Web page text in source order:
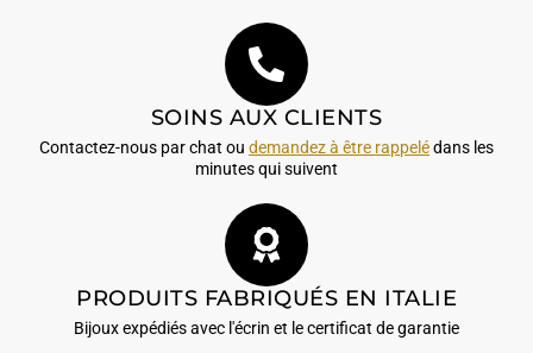
SOINS AUX CLIENTS
Contactez-nous par chat ou demandez à être rappelédans les
minutes qui suivent
PRODUITS FABRIQUÉS EN ITALIE
Bijoux expédiés avec l'écrin et le certificat de garantie